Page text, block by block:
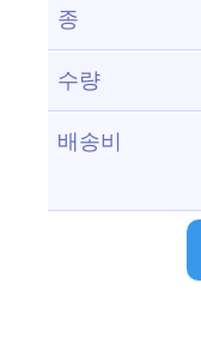
종
수량
배송비